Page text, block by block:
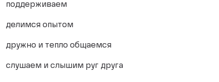
поддерживаем
делимся опытом
дружно и тепло общаемся
слушаем и слышим руг друга